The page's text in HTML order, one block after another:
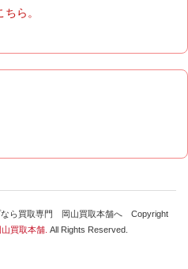
ら。
なら買取専門 岡山買取本舗へ Copyright
買取本舗. All Rights Reserved.